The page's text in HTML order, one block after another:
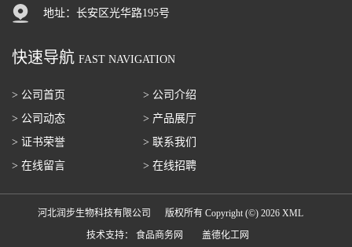
地址：长安区光华路195号
快速导航 FAST NAVIGATION
> 公司首页
> 公司介绍
> 公司动态
> 产品展厅
> 证书荣誉
> 联系我们
> 在线留言
> 在线招聘
河北润步生物科技有限公司 版权所有 Copyright (©) 2026 XML
技术支持： 食品商务网 盖德化工网